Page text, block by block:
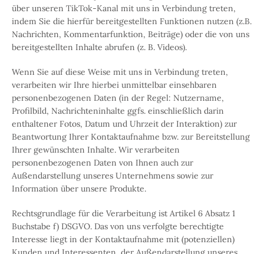
über unseren TikTok-Kanal mit uns in Verbindung treten,
indem Sie die hierfür bereitgestellten Funktionen nutzen (z.B.
Nachrichten, Kommentarfunktion, Beiträge) oder die von uns
bereitgestellten Inhalte abrufen (z. B. Videos).
Wenn Sie auf diese Weise mit uns in Verbindung treten,
verarbeiten wir Ihre hierbei unmittelbar einsehbaren
personenbezogenen Daten (in der Regel: Nutzername,
Profilbild, Nachrichteninhalte ggfs. einschließlich darin
enthaltener Fotos, Datum und Uhrzeit der Interaktion) zur
Beantwortung Ihrer Kontaktaufnahme bzw. zur Bereitstellung
Ihrer gewünschten Inhalte. Wir verarbeiten
personenbezogenen Daten von Ihnen auch zur
Außendarstellung unseres Unternehmens sowie zur
Information über unsere Produkte.
Rechtsgrundlage für die Verarbeitung ist Artikel 6 Absatz 1
Buchstabe f) DSGVO. Das von uns verfolgte berechtigte
Interesse liegt in der Kontaktaufnahme mit (potenziellen)